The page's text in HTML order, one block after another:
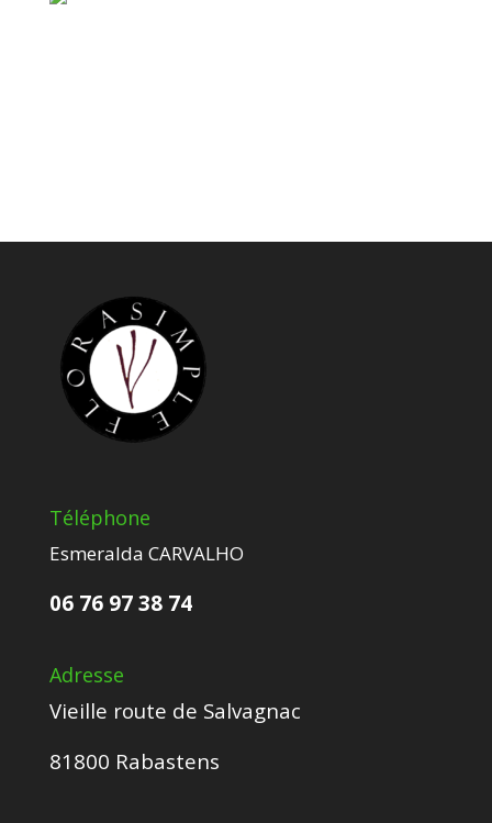
Téléphone
Esmeralda CARVALHO
06 76 97 38 74
Adresse
Vieille route de Salvagnac
81800 Rabastens